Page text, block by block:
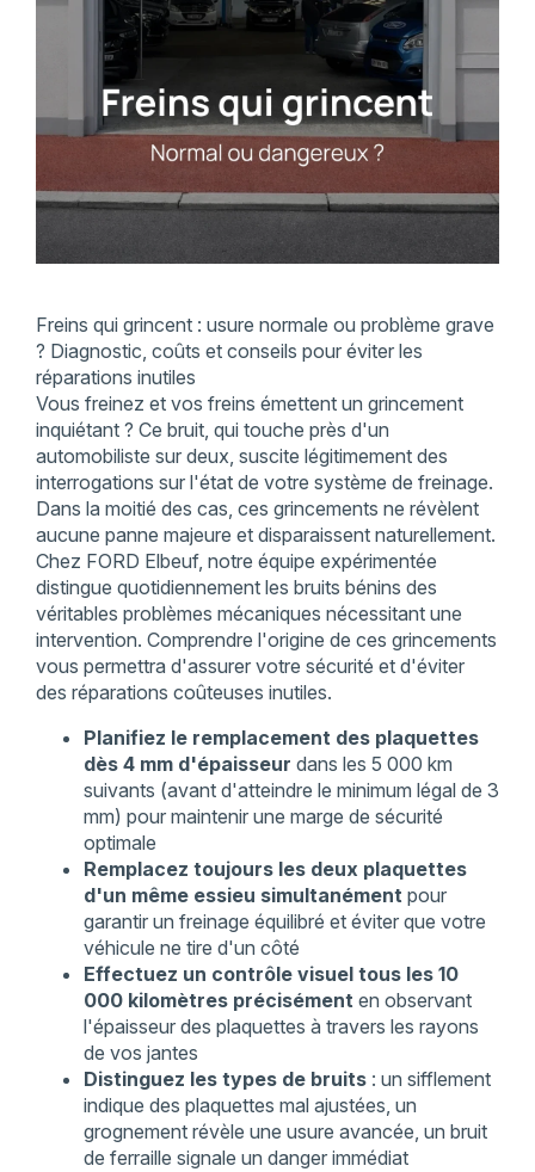
Freins qui grincent : usure normale ou problème grave
? Diagnostic, coûts et conseils pour éviter les
réparations inutiles
Vous freinez et vos freins émettent un grincement
inquiétant ? Ce bruit, qui touche près d'un
automobiliste sur deux, suscite légitimement des
interrogations sur l'état de votre système de freinage.
Dans la moitié des cas, ces grincements ne révèlent
aucune panne majeure et disparaissent naturellement.
Chez FORD Elbeuf, notre équipe expérimentée
distingue quotidiennement les bruits bénins des
véritables problèmes mécaniques nécessitant une
intervention. Comprendre l'origine de ces grincements
vous permettra d'assurer votre sécurité et d'éviter
des réparations coûteuses inutiles.
Planifiez le remplacement des plaquettes
dès 4 mm d'épaisseur dans les 5 000 km
suivants (avant d'atteindre le minimum légal de 3
mm) pour maintenir une marge de sécurité
optimale
Remplacez toujours les deux plaquettes
d'un même essieu simultanémentpour
garantir un freinage équilibré et éviter que votre
véhicule ne tire d'un côté
Effectuez un contrôle visuel tous les 10
000 kilomètres précisémenten observant
l'épaisseur des plaquettes à travers les rayons
de vos jantes
Distinguez les types de bruits: un sifflement
indique des plaquettes mal ajustées, un
grognement révèle une usure avancée, un bruit
de ferraille signale un danger immédiat